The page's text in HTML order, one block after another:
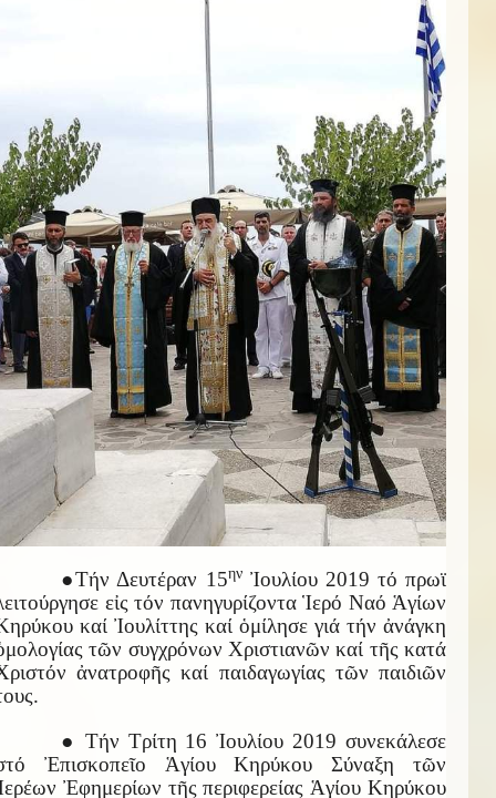
●Τήν Δευτέραν 15ηνἸουλίου 2019 τό πρωϊ
εἰς τόν πανηγυρίζοντα Ἱερό Ναό Ἁγίων
καί Ἰουλίττης καί ὁμίλησε γιά τήν ἀνάγκη
τῶν συγχρόνων Χριστιανῶν καί τῆς κατά
ἀνατροφῆς καί παιδαγωγίας τῶν παιδιῶν
● Τήν Τρίτη 16 Ἰουλίου 2019 συνεκάλεσε
Ἐπισκοπεῖο Ἁγίου Κηρύκου Σύναξη τῶν
Ἐφημερίων τῆς περιφερείας Ἁγίου Κηρύκου